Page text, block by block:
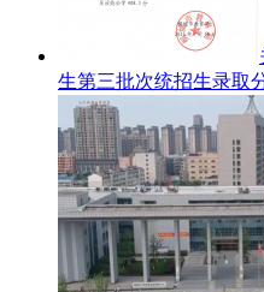
生第三批次统招生录取